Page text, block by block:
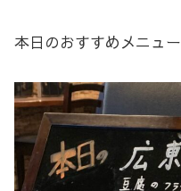
本日のおすすめメニュ